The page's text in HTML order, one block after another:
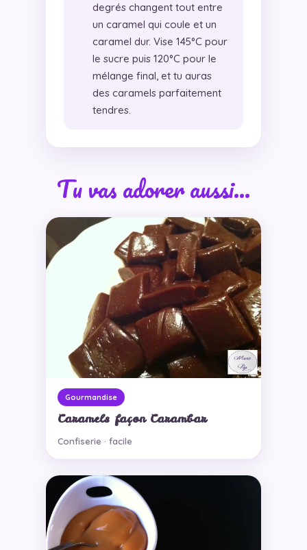
degrés changent tout entre
un caramel qui coule et un
caramel dur. Vise 145°C pour
le sucre puis 120°C pour le
mélange final, et tu auras
des caramels parfaitement
tendres.
Tu vas adorer aussi…
Gourmandise
Caramels façon Carambar
Confiserie · facile